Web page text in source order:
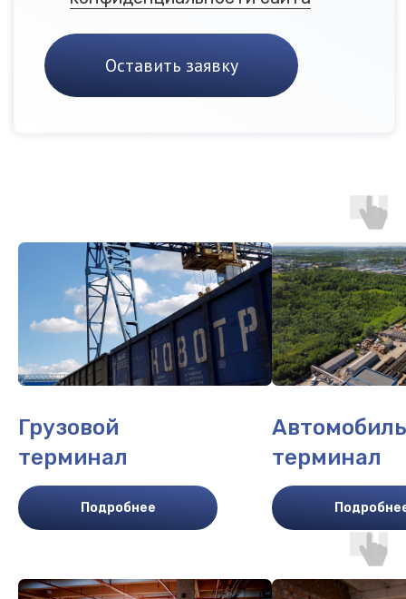
Грузовой
терминал
Подробнее
терминал